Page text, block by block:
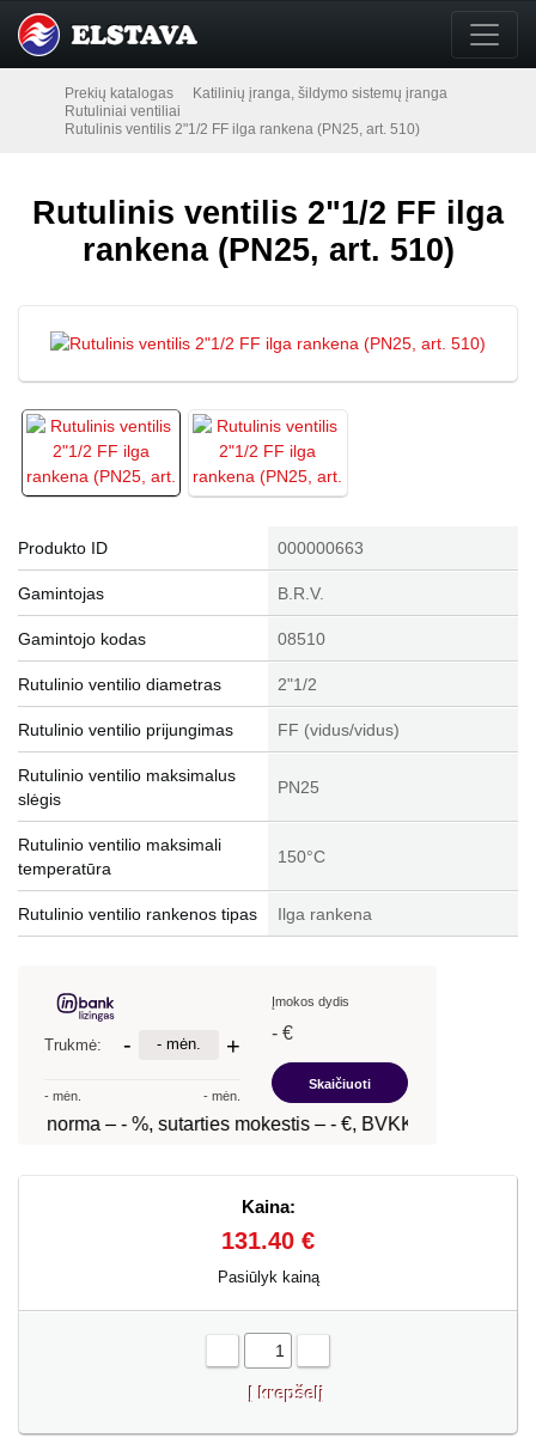
Prekių katalogas
Katilinių įranga, šildymo sistemų įranga
Rutuliniai ventiliai
Rutulinis ventilis 2"1/2 FF ilga rankena (PN25, art. 510)
Rutulinis ventilis 2"1/2 FF ilga
rankena (PN25, art. 510)
Produkto ID 000000663
Gamintojas B.R.V.
Gamintojo kodas 08510
Rutulinio ventilio diametras 2"1/2
Rutulinio ventilio prijungimas FF (vidus/vidus)
Rutulinio ventilio maksimalus
slėgis
PN25
Rutulinio ventilio maksimali
temperatūra
150°C
Rutulinio ventilio rankenos tipas Ilga rankena
Kaina:
131.40 €
Pasiūlyk kainą